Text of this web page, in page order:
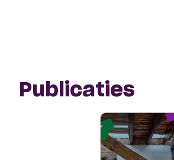
Publicaties